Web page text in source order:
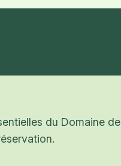
du Domaine de